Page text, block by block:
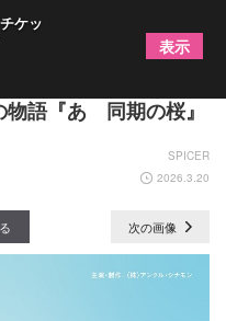
台・初主演 若き学徒
語『あゝ同期の桜』
SPICER
2026.3.20
次の画像
ケッ
表示